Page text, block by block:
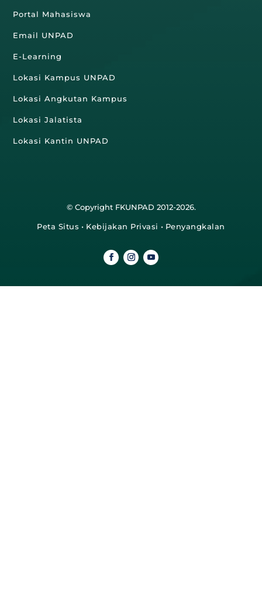
Portal Mahasiswa
Email UNPAD
E-Learning
Lokasi Kampus UNPAD
Lokasi Angkutan Kampus
Lokasi Jalatista
Lokasi Kantin UNPAD
© Copyright FKUNPAD 2012-2026.
Peta Situs • Kebijakan Privasi • Penyangkalan